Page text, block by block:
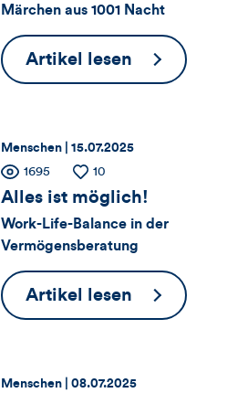
Views,
Likes
Kommentare
dieses
Artikels
Märchen aus 1001 Nacht
Artikel lesen Grüße
aus
Agadir
Thema:
Menschen | Datum:
15.07.2025
Zähler
für
Views,
Likes
Kommentare
Anzahl
der
1695
Anzahl
der
Likes
10
Alles ist möglich!
Work-Life-Balance in der
Vermögensberatung
Artikel lesen Alles
ist
Thema:
Menschen | Datum:
08.07.2025